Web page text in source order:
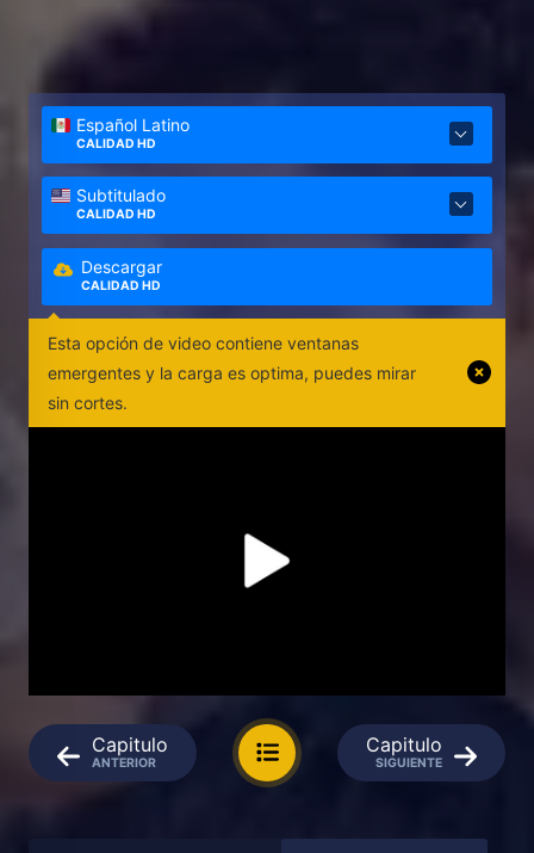
Español Latino
CALIDAD HD
Subtitulado
CALIDAD HD
Descargar
CALIDAD HD
Esta opción de video contiene ventanas
emergentes y la carga es optima, puedes mirar
sin cortes.
Capitulo
ANTERIOR
Capitulo
SIGUIENTE